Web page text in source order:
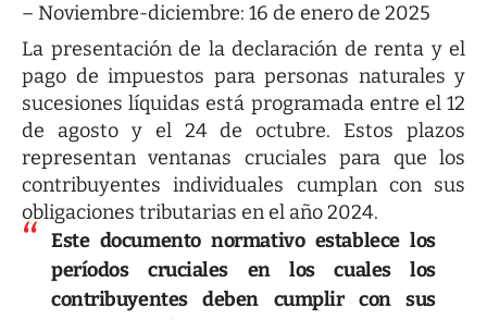
– Noviembre-diciembre: 16 de enero de 2025
La presentación de la declaración de renta y el
pago de impuestos para personas naturales y
sucesiones líquidas está programada entre el 12
de agosto y el 24 de octubre. Estos plazos
representan ventanas cruciales para que los
contribuyentes individuales cumplan con sus
obligaciones tributarias en el año 2024.
Este documento normativo establece los
períodos cruciales en los cuales los
contribuyentes deben cumplir con sus